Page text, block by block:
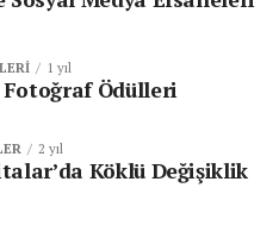
1 yıl
Fotoğraf Ödülleri
2 yıl
Köklü Değişiklik